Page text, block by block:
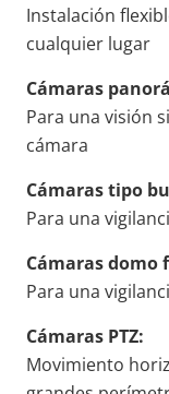
Instalación
cualquier lugar
Cámaras
Para una visión
cámara
Cámaras tipo
Para una
Cámaras domo
Para una
Cámaras PTZ:
Movimiento